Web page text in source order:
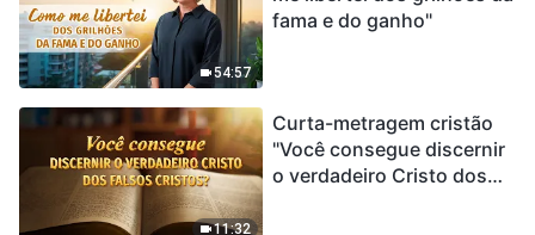
54:57
fama e do ganho"
11:32
Curta-metragem cristão
"Você consegue discernir
o verdadeiro Cristo dos